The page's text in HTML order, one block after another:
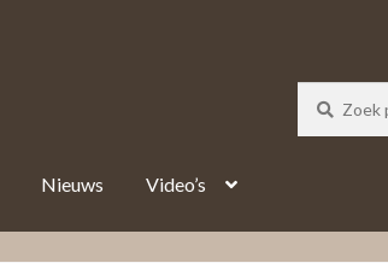
Nieuws Video’s